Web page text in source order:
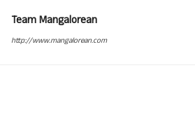
Team Mangalorean
http://www.mangalorean.com